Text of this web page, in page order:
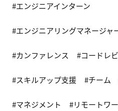
エンジニアインターン
エンジニアリングマネージャ
カンファレンス コードレ
スキルアップ支援 チーム
マネジメント リモートワ